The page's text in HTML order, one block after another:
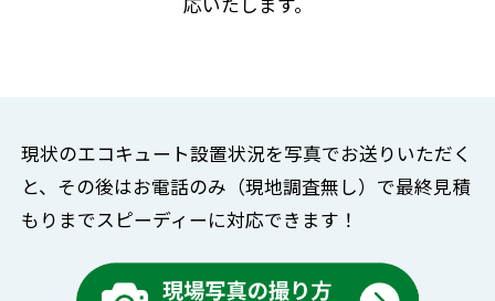
現状のエコキュート設置状況を写真でお送りいただく
と、 その後はお電話のみ（現地調査無し）で最終見積
もりまでスピーディーに対応できます！